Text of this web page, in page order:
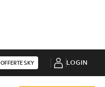
OFFERTE SKY LOGIN